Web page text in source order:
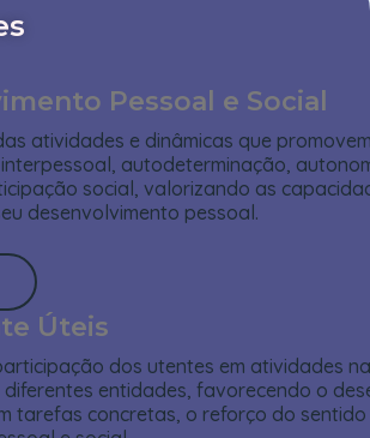
Pessoal e Social
atividades e dinâmicas que
autodeterminação,
social, valorizando as
desenvolvimento pessoal.
Úteis
dos utentes em atividades
entidades, favorecendo o
tarefas concretas, o reforço do